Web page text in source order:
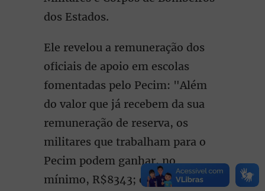
dos Estados.
Ele revelou a remuneração dos
oficiais de apoio em escolas
fomentadas pelo Pecim: "Além
do valor que já recebem da sua
remuneração de reserva, os
militares que trabalham para o
Pecim podem ganhar, no
mínimo, R$8343; e o valor